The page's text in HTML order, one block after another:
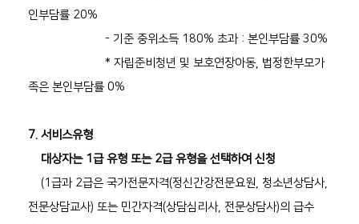
인부담률 20%
- 기준 중위소득 180% 초과 : 본인부담률 30%
* 자립준비청년 및 보호연장아동, 법정한부모가
족은 본인부담률 0%
7. 서비스유형
대상자는 1급 유형 또는 2급 유형을 선택하여 신청
(1급과 2급은 국가전문자격(정신간강전문요원, 청소년상담사,
전문상담교사) 또는 민간자격(상담심리사, 전문상담사)의 급수